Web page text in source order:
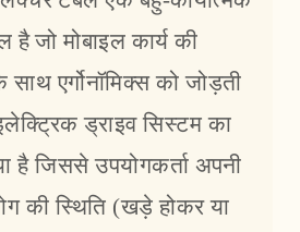
जो मोबाइल कार्य की
एर्गोनॉमिक्स को जोड़ती
ड्राइव सिस्टम का
है जिससे उपयोगकर्ता अपनी
की स्थिति (खड़े होकर या